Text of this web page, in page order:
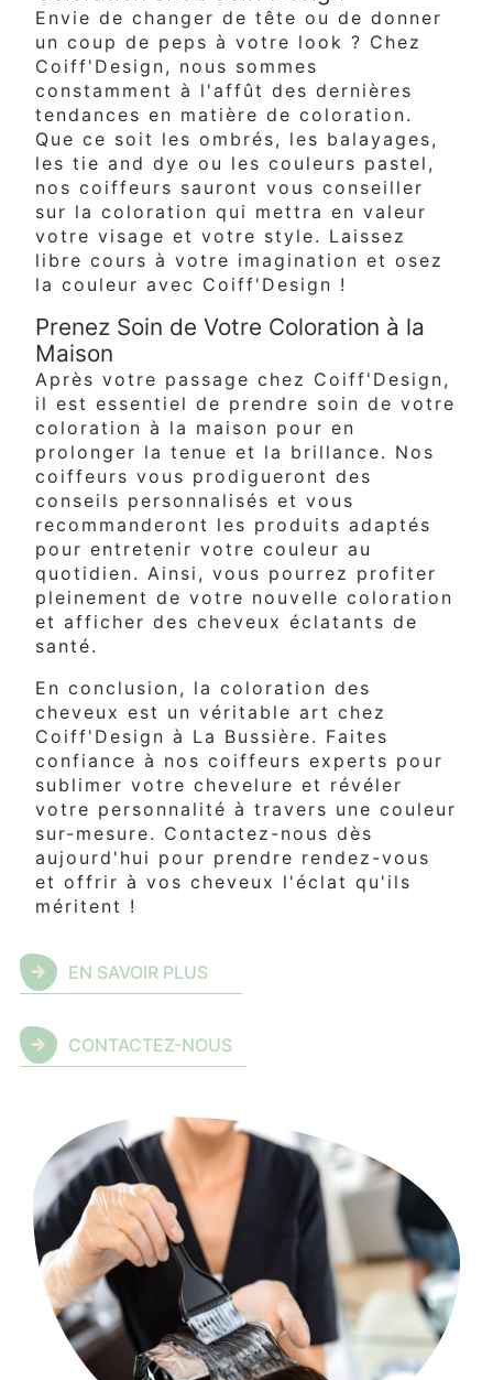
Envie de changer de tête ou de donner
un coup de peps à votre look ? Chez
Coiff'Design, nous sommes
constamment à l'affût des dernières
tendances en matière de coloration.
Que ce soit les ombrés, les balayages,
les tie and dye ou les couleurs pastel,
nos coiffeurs sauront vous conseiller
sur la coloration qui mettra en valeur
votre visage et votre style. Laissez
libre cours à votre imagination et osez
la couleur avec Coiff'Design !
Prenez Soin de Votre Coloration à la
Maison
Après votre passage chez Coiff'Design,
il est essentiel de prendre soin de votre
coloration à la maison pour en
prolonger la tenue et la brillance. Nos
coiffeurs vous prodigueront des
conseils personnalisés et vous
recommanderont les produits adaptés
pour entretenir votre couleur au
quotidien. Ainsi, vous pourrez profiter
pleinement de votre nouvelle coloration
et afficher des cheveux éclatants de
santé.
En conclusion, la coloration des
cheveux est un véritable art chez
Coiff'Design à La Bussière. Faites
confiance à nos coiffeurs experts pour
sublimer votre chevelure et révéler
votre personnalité à travers une couleur
sur-mesure. Contactez-nous dès
aujourd'hui pour prendre rendez-vous
et offrir à vos cheveux l'éclat qu'ils
méritent !
EN SAVOIR PLUS
CONTACTEZ-NOUS